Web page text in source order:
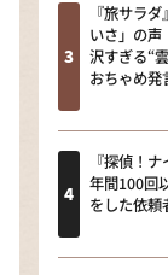
『旅サラ
いさ」の声
沢すぎる“
おちゃめ発
『探偵！
年間100回
をした依